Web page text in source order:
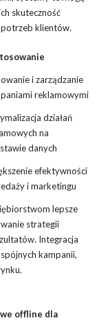
skuteczność
klientów.
i zarządzanie
reklamowymi
działań
na
danych
efektywności
i marketingu
lepsze
strategii
Integracja
kampanii,
offline dla